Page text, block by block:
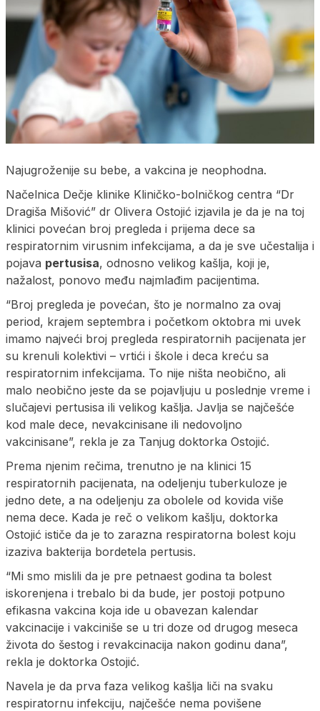
Najugroženije su bebe, a vakcina je neophodna.
Načelnica Dečje klinike Kliničko-bolničkog centra “Dr
Dragiša Mišović” dr Olivera Ostojić izjavila je da je na toj
klinici povećan broj pregleda i prijema dece sa
respiratornim virusnim infekcijama, a da je sve učestalija i
pojava pertusisa, odnosno velikog kašlja, koji je,
nažalost, ponovo među najmlađim pacijentima.
“Broj pregleda je povećan, što je normalno za ovaj
period, krajem septembra i početkom oktobra mi uvek
imamo najveći broj pregleda respiratornih pacijenata jer
su krenuli kolektivi – vrtići i škole i deca kreću sa
respiratornim infekcijama. To nije ništa neobično, ali
malo neobično jeste da se pojavljuju u poslednje vreme i
slučajevi pertusisa ili velikog kašlja. Javlja se najčešće
kod male dece, nevakcinisane ili nedovoljno
vakcinisane”, rekla je za Tanjug doktorka Ostojić.
Prema njenim rečima, trenutno je na klinici 15
respiratornih pacijenata, na odeljenju tuberkuloze je
jedno dete, a na odeljenju za obolele od kovida više
nema dece. Kada je reč o velikom kašlju, doktorka
Ostojić ističe da je to zarazna respiratorna bolest koju
izaziva bakterija bordetela pertusis.
“Mi smo mislili da je pre petnaest godina ta bolest
iskorenjena i trebalo bi da bude, jer postoji potpuno
efikasna vakcina koja ide u obavezan kalendar
vakcinacije i vakciniše se u tri doze od drugog meseca
života do šestog i revakcinacija nakon godinu dana”,
rekla je doktorka Ostojić.
Navela je da prva faza velikog kašlja liči na svaku
respiratornu infekciju, najčešće nema povišene